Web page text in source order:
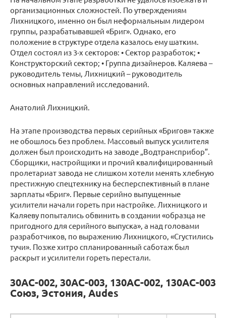
организационных сложностей. По утверждениям
Лихницкого, именно он был неформальным лидером
группы, разрабатывавшей «Бриг». Однако, его
положение в структуре отдела казалось ему шатким.
Отдел состоял из 3-х секторов: • Сектор разработок; •
Конструкторский сектор; • Группа дизайнеров. Каляева –
руководитель темы, Лихницкий – руководитель
основных направлений исследований.
Анатолий Лихницкий.
На этапе производства первых серийных «Бригов» также
не обошлось без проблем. Массовый выпуск усилителя
должен был происходить на заводе „Водтрансприбор”.
Сборщики, настройщики и прочий квалифицированный
пролетариат завода не слишком хотели менять хлебную
престижную спецтехнику на бесперспективный в плане
зарплаты «Бриг». Первые серийно выпущенные
усилители начали гореть при настройке. Лихницкого и
Каляеву попытались обвинить в создании «образца не
пригодного для серийного выпуска», а над головами
разработчиков, по выражению Лихницкого, «Сгустились
тучи». Позже хитро спланированный саботаж был
раскрыт и усилители гореть перестали.
30АС-002, 30АС-003, 130АС-002, 130АС-003
Союз, Эстония, Audes